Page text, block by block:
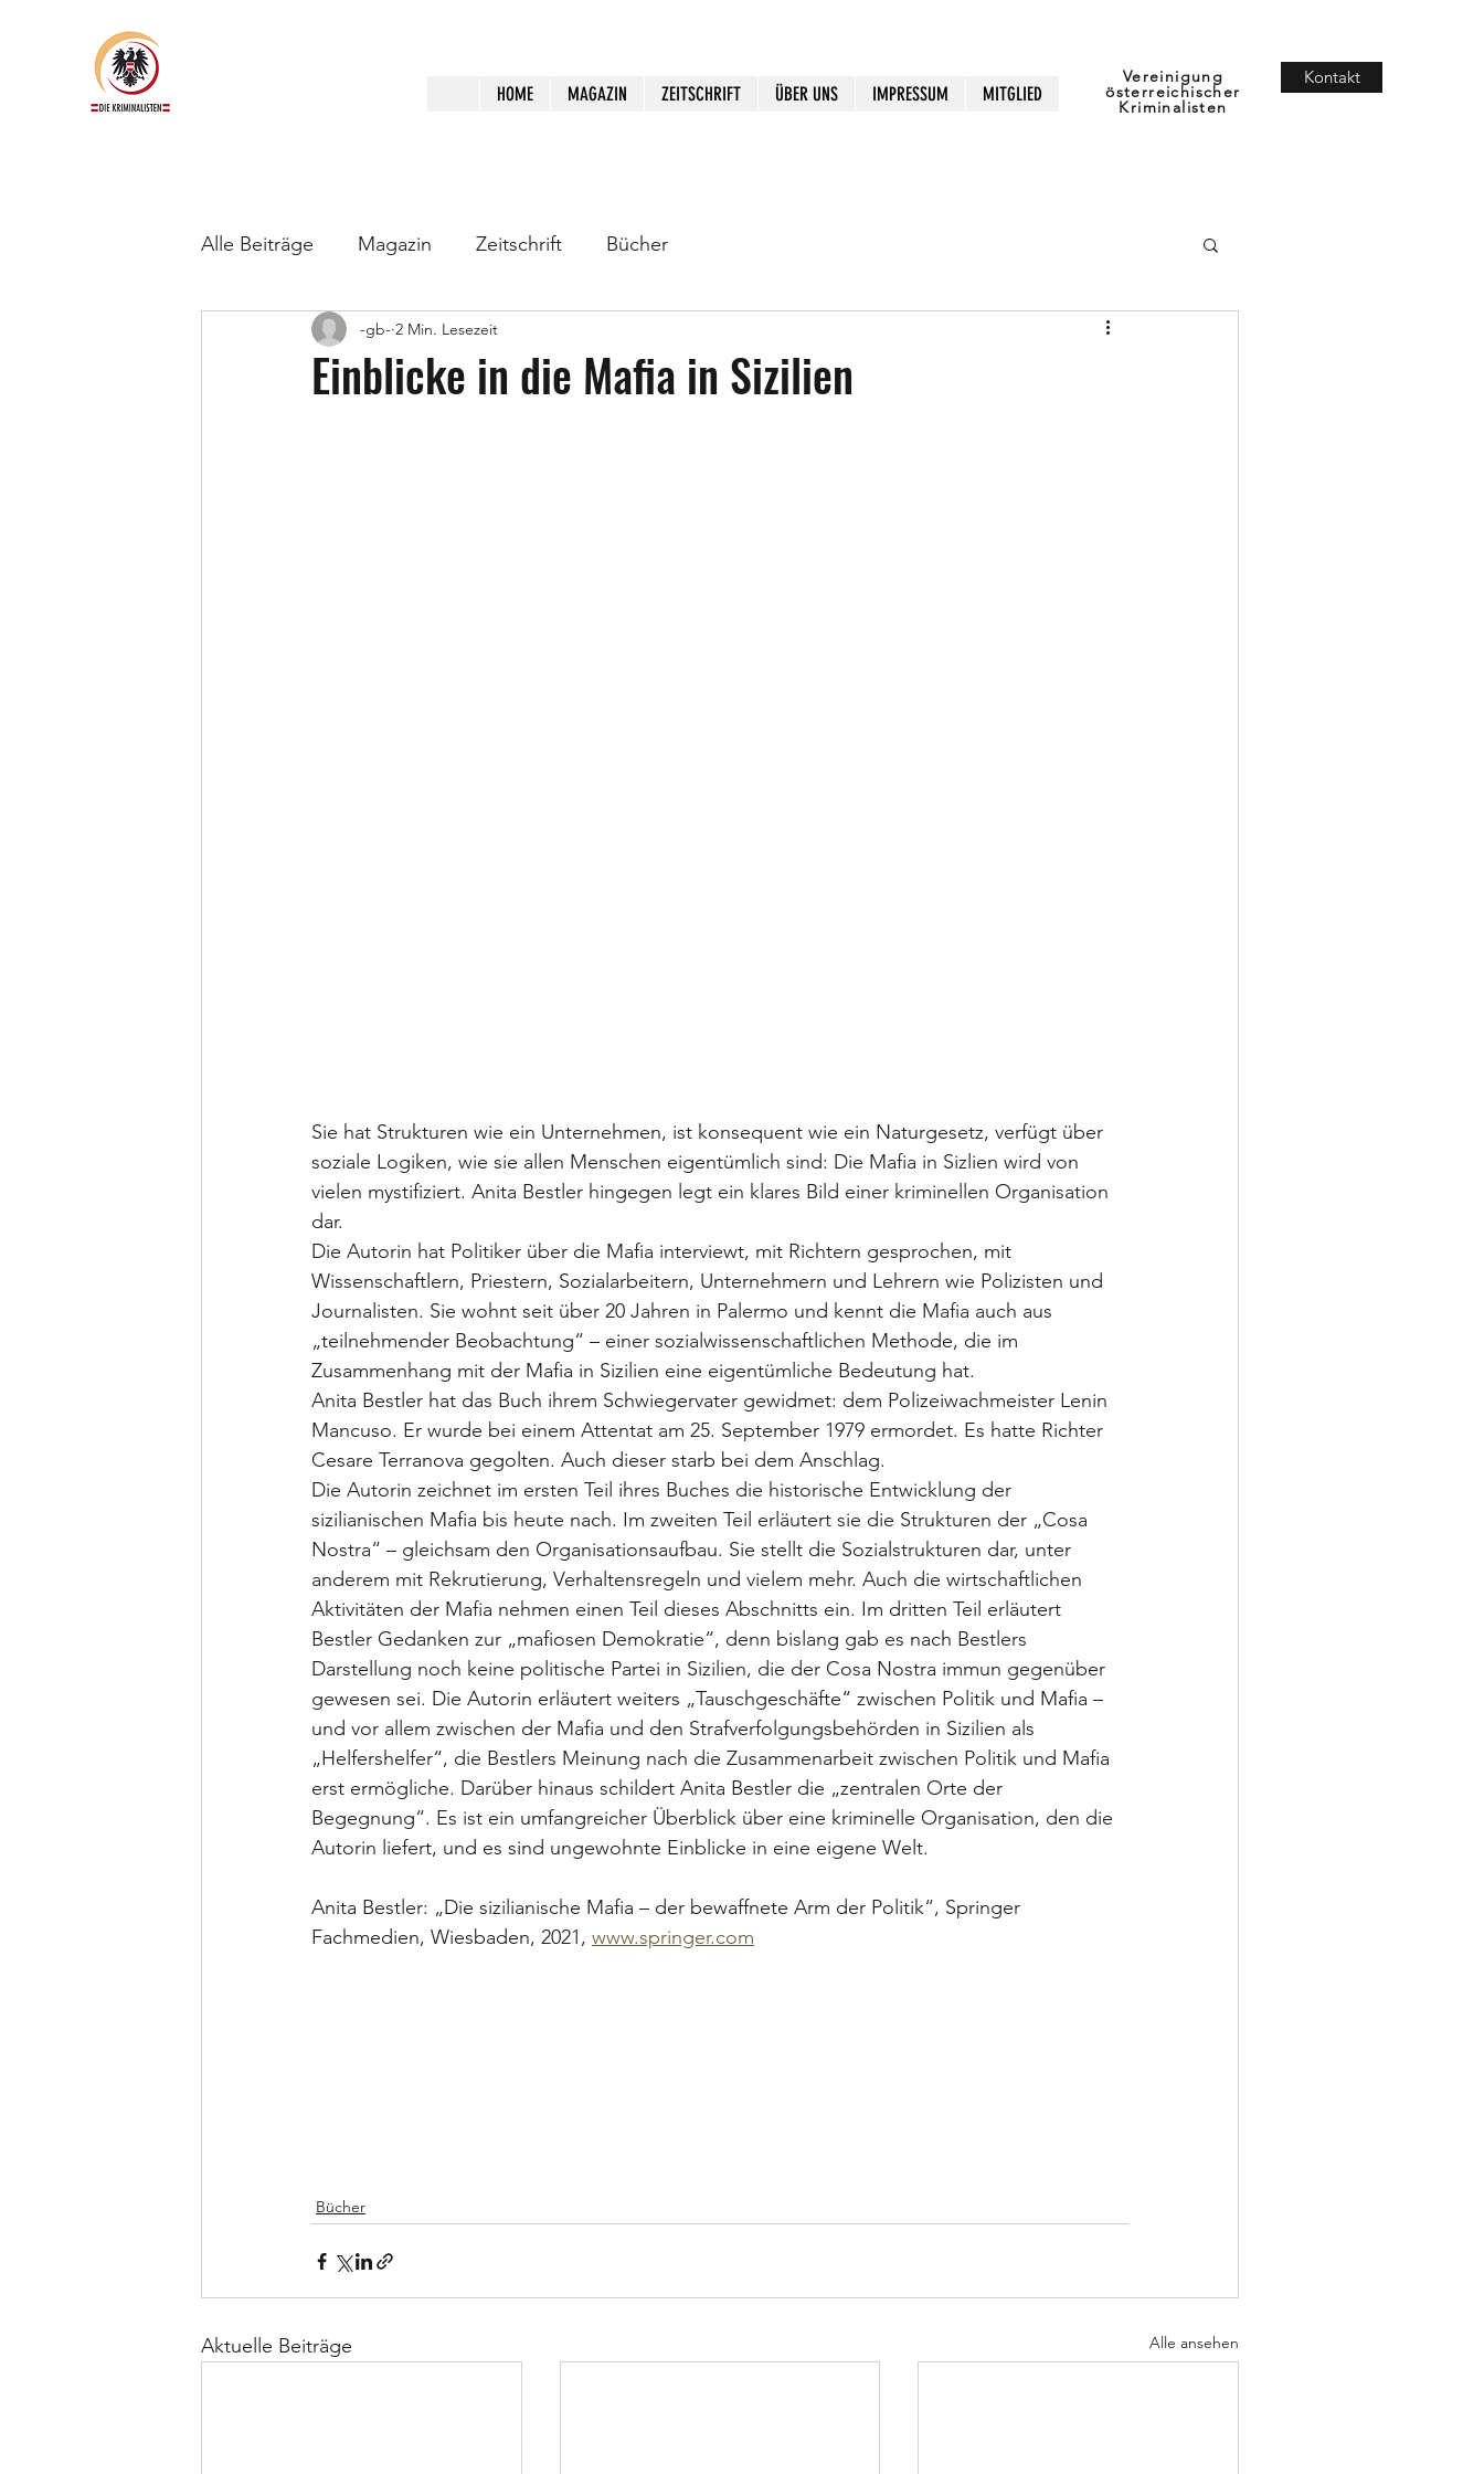
HOME MAGAZIN ZEITSCHRIFT ÜBER UNS IMPRESSUM MITGLIED
Vereinigung
österreichischer
Kriminalisten
Kontakt
Alle Beiträge Magazin Zeitschrift Bücher
Einblicke in die Mafia in Sizilien
-gb- 2 Min. Lesezeit
Sie hat Strukturen wie ein Unternehmen, ist konsequent wie ein Naturgesetz, verfügt über
soziale Logiken, wie sie allen Menschen eigentümlich sind: Die Mafia in Sizlien wird von
vielen mystifiziert. Anita Bestler hingegen legt ein klares Bild einer kriminellen Organisation
dar.
Die Autorin hat Politiker über die Mafia interviewt, mit Richtern gesprochen, mit
Wissenschaftlern, Priestern, Sozialarbeitern, Unternehmern und Lehrern wie Polizisten und
Journalisten. Sie wohnt seit über 20 Jahren in Palermo und kennt die Mafia auch aus
„teilnehmender Beobachtung“ – einer sozialwissenschaftlichen Methode, die im
Zusammenhang mit der Mafia in Sizilien eine eigentümliche Bedeutung hat.
Anita Bestler hat das Buch ihrem Schwiegervater gewidmet: dem Polizeiwachmeister Lenin
Mancuso. Er wurde bei einem Attentat am 25. September 1979 ermordet. Es hatte Richter
Cesare Terranova gegolten. Auch dieser starb bei dem Anschlag.
Die Autorin zeichnet im ersten Teil ihres Buches die historische Entwicklung der
sizilianischen Mafia bis heute nach. Im zweiten Teil erläutert sie die Strukturen der „Cosa
Nostra“ – gleichsam den Organisationsaufbau. Sie stellt die Sozialstrukturen dar, unter
anderem mit Rekrutierung, Verhaltensregeln und vielem mehr. Auch die wirtschaftlichen
Aktivitäten der Mafia nehmen einen Teil dieses Abschnitts ein. Im dritten Teil erläutert
Bestler Gedanken zur „mafiosen Demokratie“, denn bislang gab es nach Bestlers
Darstellung noch keine politische Partei in Sizilien, die der Cosa Nos­tra immun gegenüber
gewesen sei. Die Autorin erläutert weiters „Tauschgeschäfte“ zwischen Politik und Mafia –
und vor allem zwischen der Mafia und den Strafverfolgungsbehörden in Sizilien als
„Helfershelfer“, die Bestlers Meinung nach die Zusammenarbeit zwischen Politik und Mafia
erst ermögliche. Darüber hinaus schildert Anita Bestler die „zentralen Orte der
Begegnung“. Es ist ein umfangreicher Über­blick über eine kriminelle Organisation, den die
Autorin liefert, und es sind ungewohnte Einblicke in eine eigene Welt.
Anita Bestler: „Die sizilianische Mafia – der bewaffnete Arm der Politik“, Springer
Fachmedien, Wiesbaden, 2021, www.springer.com
Bücher
Aktuelle Beiträge Alle ansehen